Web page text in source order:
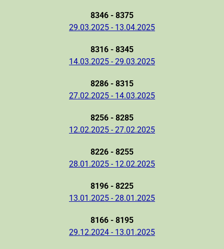
8346 - 8375
29.03.2025 - 13.04.2025
8316 - 8345
14.03.2025 - 29.03.2025
8286 - 8315
27.02.2025 - 14.03.2025
8256 - 8285
12.02.2025 - 27.02.2025
8226 - 8255
28.01.2025 - 12.02.2025
8196 - 8225
13.01.2025 - 28.01.2025
8166 - 8195
29.12.2024 - 13.01.2025